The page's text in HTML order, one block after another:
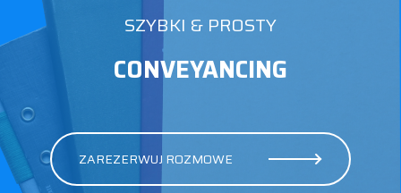
SZYBKI & PROSTY
CONVEYANCING
ZAREZERWUJ ROZMOWE